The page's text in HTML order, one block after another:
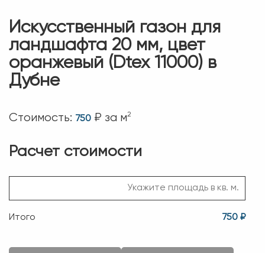
Искусственный газон для
ландшафта 20 мм, цвет
оранжевый (Dtex 11000) в
Дубне
Стоимость: 750 ₽ за м2
Расчет стоимости
Итого 750 ₽